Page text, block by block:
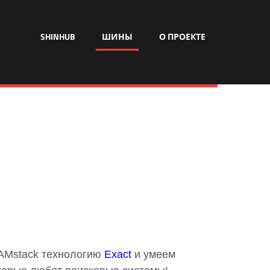
SHINHUB ШИНЫ О ПРОЕКТЕ
технологию Exact и умеем